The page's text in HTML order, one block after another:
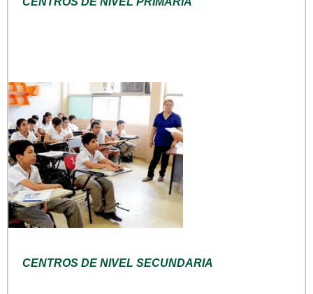
CENTROS DE NIVEL SECUNDARIA